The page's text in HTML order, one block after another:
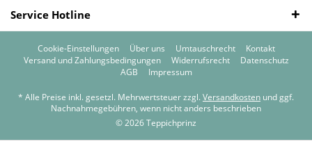
Service Hotline
Cookie-Einstellungen Über uns Umtauschrecht
Kontakt
Versand und Zahlungsbedingungen
Widerrufsrecht
Datenschutz
AGB
Impressum
* Alle Preise inkl. gesetzl. Mehrwertsteuer zzgl. Versandkosten und ggf.
Nachnahmegebühren, wenn nicht anders beschrieben
© 2026 Teppichprinz